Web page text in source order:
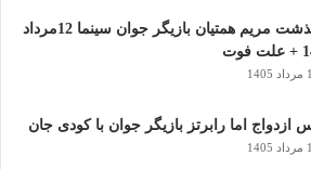
درگذشت مریم همتیان بازیگر جوان سینما 12مرداد
ازدواج اما رابرتز بازیگر جوان با کودی جان